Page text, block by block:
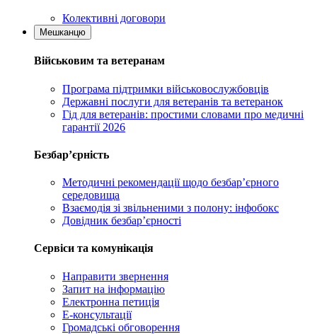
Колективні договори
Мешканцю
Військовим та ветеранам
Програма підтримки військовослужбовців
Державні послуги для ветеранів та ветеранок
Гід для ветеранів: простими словами про медичні
гарантії 2026
Безбар’єрність
Методичні рекомендації щодо безбар’єрного
середовища
Взаємодія зі звільненими з полону: інфобокс
Довідник безбар’єрності
Сервіси та комунікація
Направити звернення
Запит на інформацію
Електронна петиція
Е-консультації
Громадські обговорення